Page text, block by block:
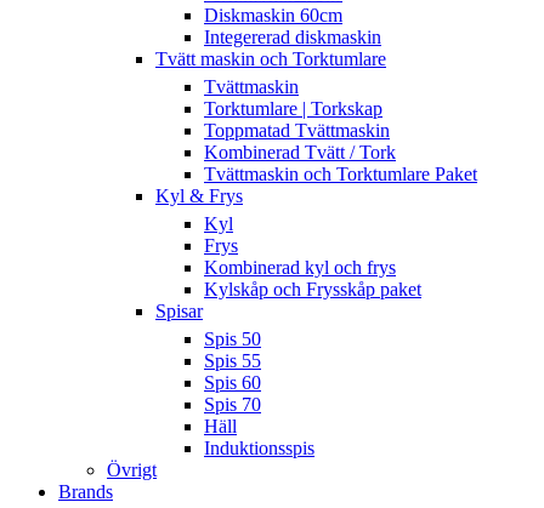
Diskmaskin 60cm
Integererad diskmaskin
Tvätt maskin och Torktumlare
Tvättmaskin
Torktumlare | Torkskap
Toppmatad Tvättmaskin
Kombinerad Tvätt / Tork
Tvättmaskin och Torktumlare Paket
Kyl & Frys
Kyl
Frys
Kombinerad kyl och frys
Kylskåp och Frysskåp paket
Spisar
Spis 50
Spis 55
Spis 60
Spis 70
Häll
Induktionsspis
Övrigt
Brands